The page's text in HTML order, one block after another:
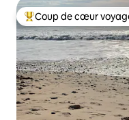
Coups de cœur
Coup de cœur